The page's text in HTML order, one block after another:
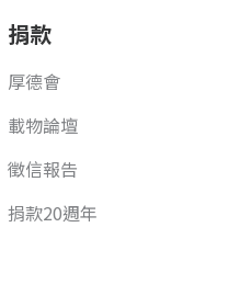
捐款
厚德會
載物論壇
徵信報告
捐款20週年